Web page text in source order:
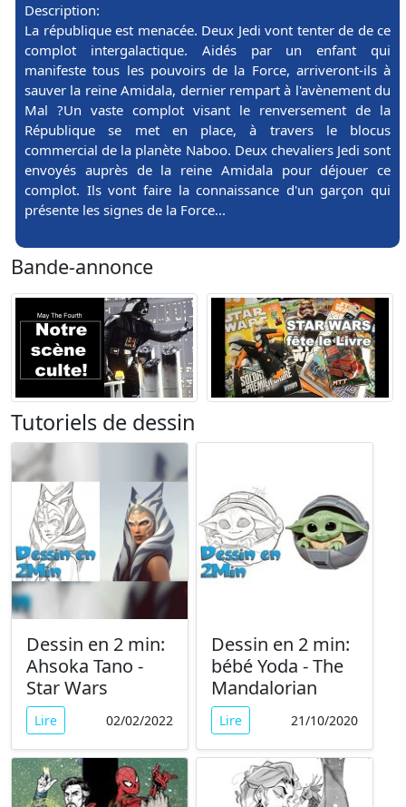
Description:
La république est menacée. Deux Jedi vont tenter de de ce
complot intergalactique. Aidés par un enfant qui
manifeste tous les pouvoirs de la Force, arriveront-ils à
sauver la reine Amidala, dernier rempart à l'avènement du
Mal ?Un vaste complot visant le renversement de la
République se met en place, à travers le blocus
commercial de la planète Naboo. Deux chevaliers Jedi sont
envoyés auprès de la reine Amidala pour déjouer ce
complot. Ils vont faire la connaissance d'un garçon qui
présente les signes de la Force...
Bande-annonce
Tutoriels de dessin
Dessin en 2 min:
Ahsoka Tano -
Star Wars
Lire 02/02/2022
Dessin en 2 min:
bébé Yoda - The
Mandalorian
Lire 21/10/2020